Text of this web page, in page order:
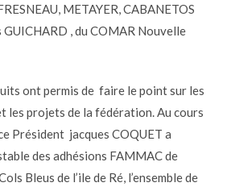
METAYER, CABANETOS
GUICHARD , du COMAR Nouvelle
ont permis de faire le point sur les
les projets de la fédération. Au cours
Président jacques COQUET a
des adhésions FAMMAC de
Bleus de l’ile de Ré, l’ensemble de